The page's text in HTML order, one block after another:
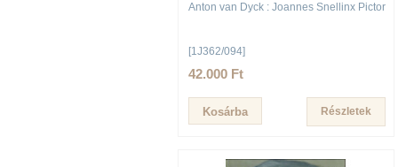
Anton van Dyck : Joannes Snellinx Pictor
[1J362/094]
42.000 Ft
Részletek